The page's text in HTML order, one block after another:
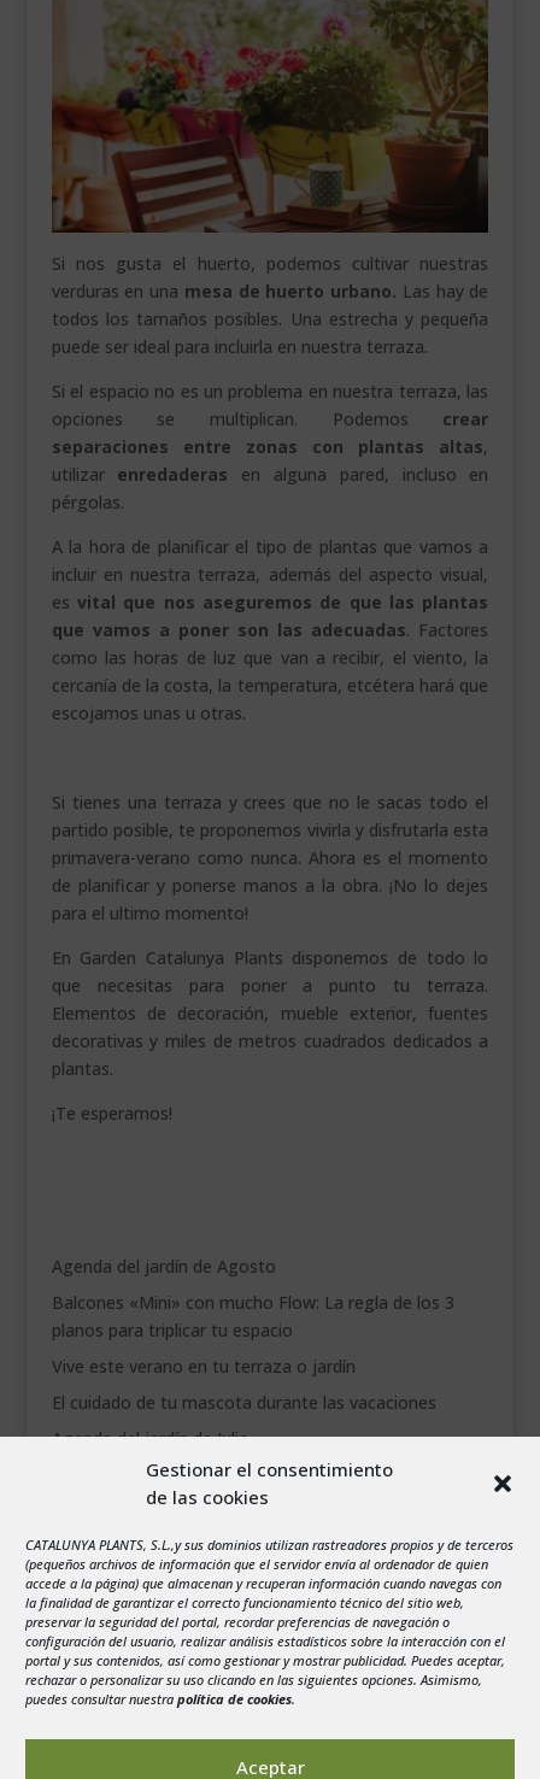
Gestionar el consentimiento
de las cookies
CATALUNYA PLANTS, S.L.,y sus dominios utilizan rastreadores propios y de terceros
(pequeños archivos de información que el servidor envía al ordenador de quien
accede a la página) que almacenan y recuperan información cuando navegas con
la finalidad de garantizar el correcto funcionamiento técnico del sitio web,
preservar la seguridad del portal, recordar preferencias de navegación o
configuración del usuario, realizar análisis estadísticos sobre la interacción con el
portal y sus contenidos, así como gestionar y mostrar publicidad. Puedes aceptar,
rechazar o personalizar su uso clicando en las siguientes opciones. Asimismo,
puedes consultar nuestra política de cookies.
Aceptar
Si nos gusta el huerto, podemos cultivar nuestras
verduras en una mesa de huerto urbano. Las hay de
todos los tamaños posibles. Una estrecha y pequeña
puede ser ideal para incluirla en nuestra terraza.
Si el espacio no es un problema en nuestra terraza, las
opciones se multiplican. Podemos crear
separaciones entre zonas con plantas altas,
utilizar enredaderas en alguna pared, incluso en
pérgolas.
A la hora de planificar el tipo de plantas que vamos a
incluir en nuestra terraza, además del aspecto visual,
es vital que nos aseguremos de que las plantas
que vamos a poner son las adecuadas. Factores
como las horas de luz que van a recibir, el viento, la
cercanía de la costa, la temperatura, etcétera hará que
escojamos unas u otras.
Si tienes una terraza y crees que no le sacas todo el
partido posible, te proponemos vivirla y disfrutarla esta
primavera-verano como nunca. Ahora es el momento
de planificar y ponerse manos a la obra. ¡No lo dejes
para el ultimo momento!
En Garden Catalunya Plants disponemos de todo lo
que necesitas para poner a punto tu terraza.
Elementos de decoración, mueble exterior, fuentes
decorativas y miles de metros cuadrados dedicados a
plantas.
¡Te esperamos!
Agenda del jardín de Agosto
Balcones «Mini» con mucho Flow: La regla de los 3
planos para triplicar tu espacio
Vive este verano en tu terraza o jardín
El cuidado de tu mascota durante las vacaciones
Agenda del jardín de Julio
agosto 2026
1
2
3
4 5 6 7 8
9
10
11 12 13 14 15
16
17
18 19 20 21 22
23
24
25 26 27
31